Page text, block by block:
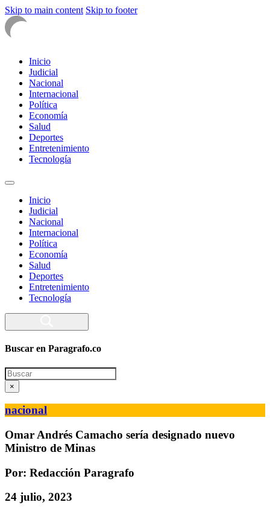
Skip to main content Skip to footer
Inicio
Judicial
Nacional
Internacional
Política
Economía
Salud
Deportes
Entretenimiento
Tecnología
Inicio
Judicial
Nacional
Internacional
Política
Economía
Salud
Deportes
Entretenimiento
Tecnología
Buscar en Paragrafo.co
Search
×
nacional
Omar Andrés Camacho sería designado nuevo
Ministro de Minas
Por: Redacción Paragrafo
24 julio, 2023